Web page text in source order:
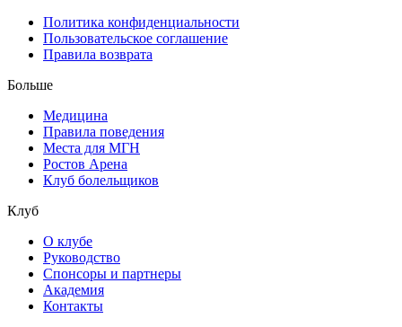
Политика конфиденциальности
Пользовательское соглашение
Правила возврата
Больше
Медицина
Правила поведения
Места для МГН
Ростов Арена
Клуб болельщиков
Клуб
О клубе
Руководство
Спонсоры и партнеры
Академия
Контакты